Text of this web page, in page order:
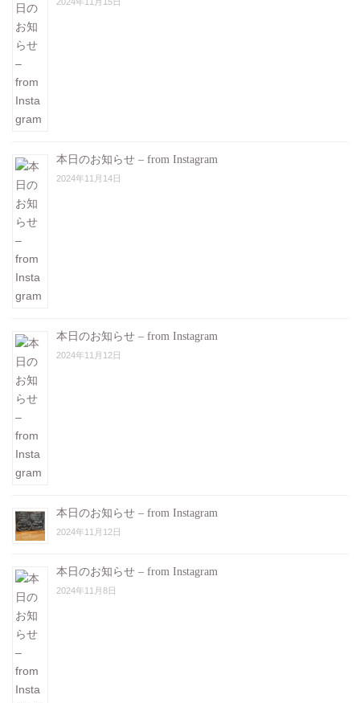
本日のお知らせ – from Instagram
2024年11月14日
本日のお知らせ – from Instagram
2024年11月12日
本日のお知らせ – from Instagram
2024年11月12日
本日のお知らせ – from Instagram
2024年11月8日